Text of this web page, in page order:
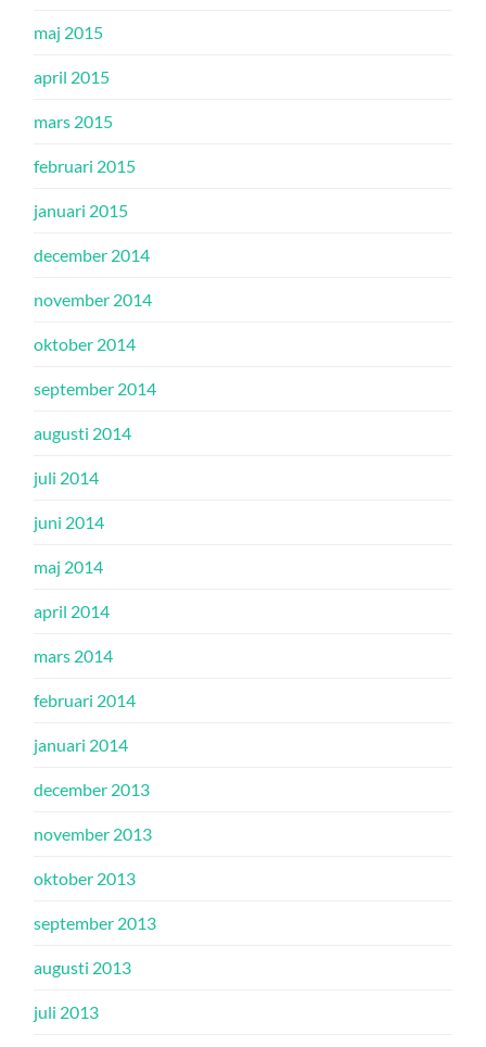
maj 2015
april 2015
mars 2015
februari 2015
januari 2015
december 2014
november 2014
oktober 2014
september 2014
augusti 2014
juli 2014
juni 2014
maj 2014
april 2014
mars 2014
februari 2014
januari 2014
december 2013
november 2013
oktober 2013
september 2013
augusti 2013
juli 2013